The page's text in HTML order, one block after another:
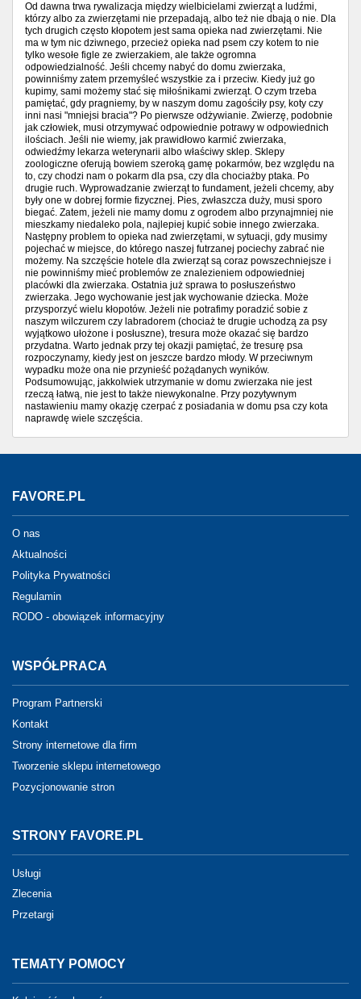
Od dawna trwa rywalizacja między wielbicielami zwierząt a ludźmi,
którzy albo za zwierzętami nie przepadają, albo też nie dbają o nie. Dla
tych drugich często kłopotem jest sama opieka nad zwierzętami. Nie
ma w tym nic dziwnego, przecież opieka nad psem czy kotem to nie
tylko wesołe figle ze zwierzakiem, ale także ogromna
odpowiedzialność. Jeśli chcemy nabyć do domu zwierzaka,
powinniśmy zatem przemyśleć wszystkie za i przeciw. Kiedy już go
kupimy, sami możemy stać się miłośnikami zwierząt. O czym trzeba
pamiętać, gdy pragniemy, by w naszym domu zagościły psy, koty czy
inni nasi "mniejsi bracia"? Po pierwsze odżywianie. Zwierzę, podobnie
jak człowiek, musi otrzymywać odpowiednie potrawy w odpowiednich
ilościach. Jeśli nie wiemy, jak prawidłowo karmić zwierzaka,
odwiedźmy lekarza weterynarii albo właściwy sklep. Sklepy
zoologiczne oferują bowiem szeroką gamę pokarmów, bez względu na
to, czy chodzi nam o pokarm dla psa, czy dla chociażby ptaka. Po
drugie ruch. Wyprowadzanie zwierząt to fundament, jeżeli chcemy, aby
były one w dobrej formie fizycznej. Pies, zwłaszcza duży, musi sporo
biegać. Zatem, jeżeli nie mamy domu z ogrodem albo przynajmniej nie
mieszkamy niedaleko pola, najlepiej kupić sobie innego zwierzaka.
Następny problem to opieka nad zwierzętami, w sytuacji, gdy musimy
pojechać w miejsce, do którego naszej futrzanej pociechy zabrać nie
możemy. Na szczęście hotele dla zwierząt są coraz powszechniejsze i
nie powinniśmy mieć problemów ze znalezieniem odpowiedniej
placówki dla zwierzaka. Ostatnia już sprawa to posłuszeństwo
zwierzaka. Jego wychowanie jest jak wychowanie dziecka. Może
przysporzyć wielu kłopotów. Jeżeli nie potrafimy poradzić sobie z
naszym wilczurem czy labradorem (chociaż te drugie uchodzą za psy
wyjątkowo ułożone i posłuszne), tresura może okazać się bardzo
przydatna. Warto jednak przy tej okazji pamiętać, że tresurę psa
rozpoczynamy, kiedy jest on jeszcze bardzo młody. W przeciwnym
wypadku może ona nie przynieść pożądanych wyników.
Podsumowując, jakkolwiek utrzymanie w domu zwierzaka nie jest
rzeczą łatwą, nie jest to także niewykonalne. Przy pozytywnym
nastawieniu mamy okazję czerpać z posiadania w domu psa czy kota
naprawdę wiele szczęścia.
FAVORE.PL
O nas
Aktualności
Polityka Prywatności
Regulamin
RODO - obowiązek informacyjny
WSPÓŁPRACA
Program Partnerski
Kontakt
Strony internetowe dla firm
Tworzenie sklepu internetowego
Pozycjonowanie stron
STRONY FAVORE.PL
Usługi
Zlecenia
Przetargi
TEMATY POMOCY